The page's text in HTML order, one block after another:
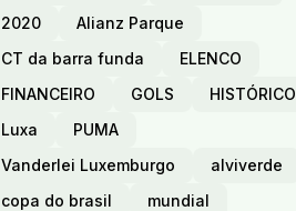
2020
Alianz Parque
CT da barra funda
ELENCO
FINANCEIRO
GOLS
HISTÓRICO
Luxa
PUMA
Vanderlei Luxemburgo
alviverde
copa do brasil
mundial